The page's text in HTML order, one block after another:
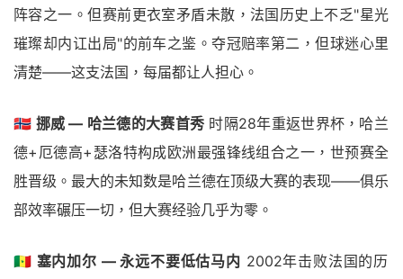
阵容之一。但赛前更衣室矛盾未散，法国历史上不乏"星光
璀璨却内讧出局"的前车之鉴。夺冠赔率第二，但球迷心里
清楚——这支法国，每届都让人担心。
🇳🇴 挪威 — 哈兰德的大赛首秀 时隔28年重返世界杯，哈兰
德+厄德高+瑟洛特构成欧洲最强锋线组合之一，世预赛全
胜晋级。最大的未知数是哈兰德在顶级大赛的表现——俱乐
部效率碾压一切，但大赛经验几乎为零。
🇸🇳 塞内加尔 — 永远不要低估马内 2002年击败法国的历